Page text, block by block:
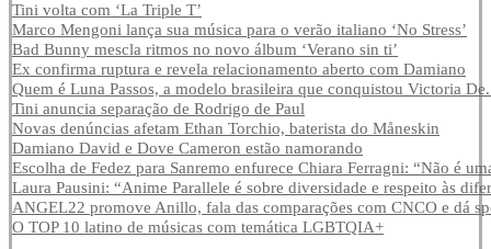
Tini volta com ‘La Triple T’
Marco Mengoni lança sua música para o verão italiano ‘No Stress’
Bad Bunny mescla ritmos no novo álbum ‘Verano sin ti’
Ex confirma ruptura e revela relacionamento aberto com Damiano
Quem é Luna Passos, a modelo brasileira que conquistou Victoria
Tini anuncia separação de Rodrigo de Paul
Novas denúncias afetam Ethan Torchio, baterista do Måneskin
Damiano David e Dove Cameron estão namorando
Escolha de Fedez para Sanremo enfurece Chiara Ferragni: “Não é
Laura Pausini: “Anime Parallele é sobre diversidade e respeito às
ANGEL22 promove Anillo, fala das comparações com CNCO e dá
O TOP 10 latino de músicas com temática LGBTQIA+